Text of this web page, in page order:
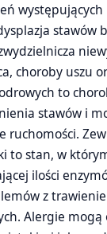
stawów
choroby uszu
to
stawów i
ruchomości.
to stan, w
ilości
z
Alergie mogą